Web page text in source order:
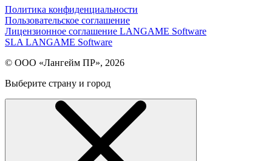
Политика конфиденциальности
Пользовательское соглашение
Лицензионное соглашение LANGAME Software
SLA LANGAME Software
© ООО «Лангейм ПР», 2026
Выберите страну и город